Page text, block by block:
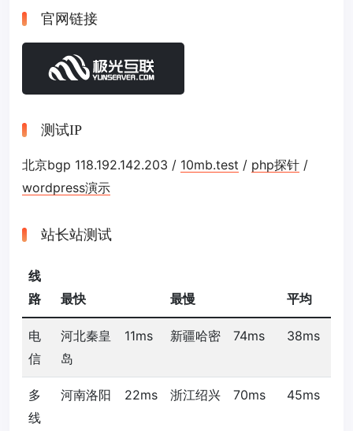
官网链接
测试IP
北京bgp 118.192.142.203 / 10mb.test / php探针 /
wordpress演示
站长站测试
线
路
最快 最慢 平均
电
信
河北秦皇
岛
11ms 新疆哈密 74ms 38ms
多
线
河南洛阳 22ms 浙江绍兴 70ms 45ms